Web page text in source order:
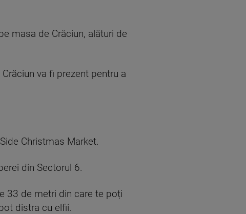
masa de Crăciun, alături de
va fi prezent pentru a
Christmas Market.
din Sectorul 6.
33 de metri din care te poți
distra cu elfii.